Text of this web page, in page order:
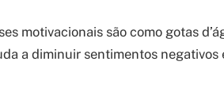
motivacionais são como gotas
a diminuir sentimentos negativos